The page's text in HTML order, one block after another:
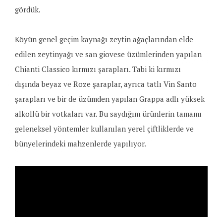
gördük.
Köyün genel geçim kaynağı zeytin ağaçlarından elde
edilen zeytinyağı ve san giovese üzümlerinden yapılan
Chianti Classico kırmızı şarapları. Tabi ki kırmızı
dışında beyaz ve Roze şaraplar, ayrıca tatlı Vin Santo
şarapları ve bir de üzümden yapılan Grappa adlı yüksek
alkollü bir votkaları var. Bu saydığım ürünlerin tamamı
geleneksel yöntemler kullanılan yerel çiftliklerde ve
bünyelerindeki mahzenlerde yapılıyor.